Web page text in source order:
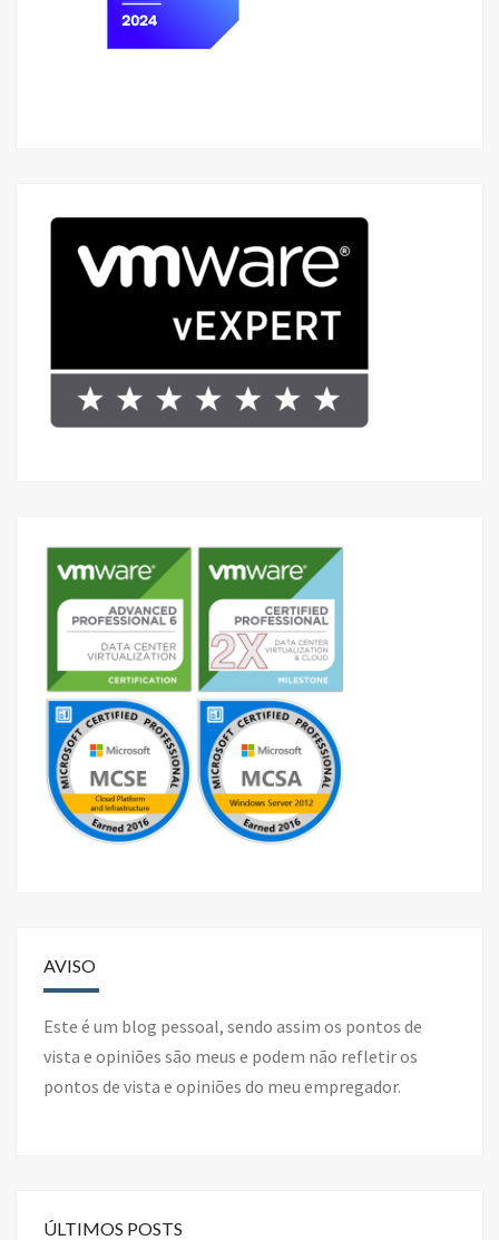
AVISO
Este é um blog pessoal, sendo assim os pontos de
vista e opiniões são meus e podem não refletir os
pontos de vista e opiniões do meu empregador.
ÚLTIMOS POSTS